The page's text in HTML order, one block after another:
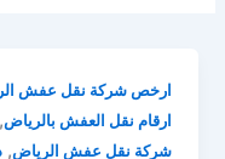
ارخص شركة نقل عفش
ارقام نقل العفش بالرياض,
شركة نقل عفش الرياض,